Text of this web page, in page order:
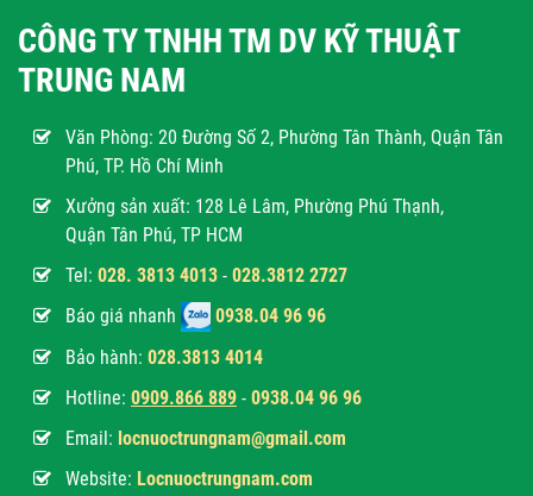
CÔNG TY TNHH TM DV KỸ THUẬT
TRUNG NAM
Văn Phòng: 20 Đường Số 2, Phường Tân Thành, Quận Tân
Phú, TP. Hồ Chí Minh
Xưởng sản xuất: 128 Lê Lâm, Phường Phú Thạnh,
Quận Tân Phú, TP HCM
Tel: 028. 3813 4013 - 028.3812 2727
Báo giá nhanh
0938.04 96 96
Bảo hành: 028.3813 4014
Hotline: 0909.866 889 - 0938.04 96 96
Email: locnuoctrungnam@gmail.com
Website: Locnuoctrungnam.com